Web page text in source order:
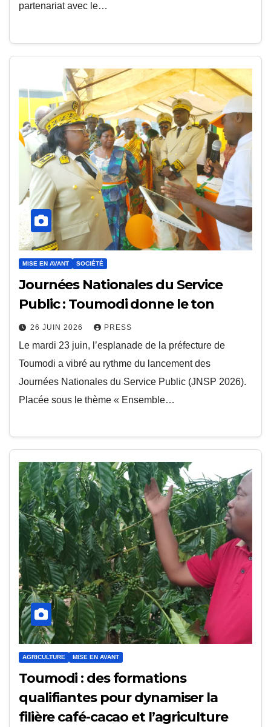
partenariat avec le…
MISE EN AVANT SOCIÉTÉ
Journées Nationales du Service
Public : Toumodi donne le ton
26 JUIN 2026 PRESS
Le mardi 23 juin, l’esplanade de la préfecture de
Toumodi a vibré au rythme du lancement des
Journées Nationales du Service Public (JNSP 2026).
Placée sous le thème « Ensemble…
AGRICULTURE MISE EN AVANT
Toumodi : des formations
qualifiantes pour dynamiser la
filière café-cacao et l’agriculture